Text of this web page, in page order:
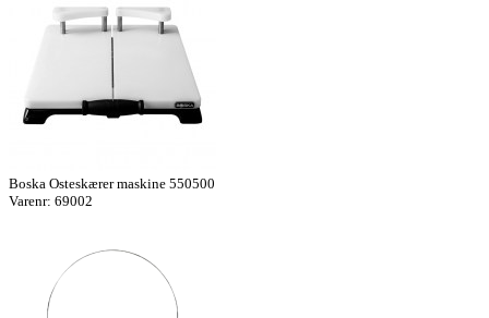
Boska Osteskærer maskine 550500
Varenr: 69002